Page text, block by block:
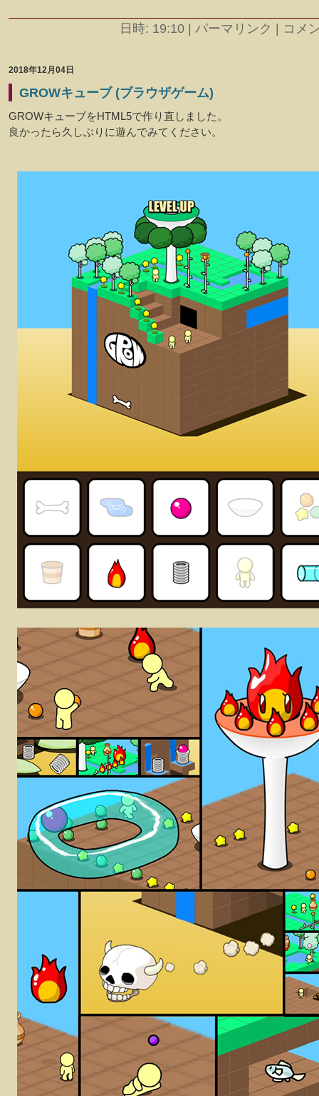
日時: 19:10 | パーマリンク | コメ
2018年12月04日
GROWキューブ (ブラウザゲーム)
GROWキューブをHTML5で作り直しました。
良かったら久しぶりに遊んでみてください。